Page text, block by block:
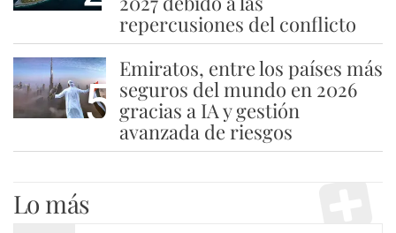
repercusiones del conflicto
5
Emiratos, entre los países más
seguros del mundo en 2026
gracias a IA y gestión
avanzada de riesgos
Lo más